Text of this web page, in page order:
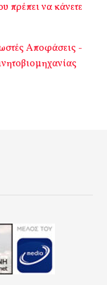
πρέπει να κάνετε
Αποφάσεις -